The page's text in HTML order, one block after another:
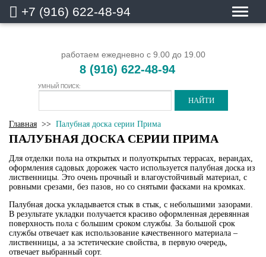
+7 (916) 622-48-94
работаем ежедневно с 9.00 до 19.00
8 (916) 622-48-94
УМНЫЙ ПОИСК:
Главная >> Палубная доска серии Прима
ПАЛУБНАЯ ДОСКА СЕРИИ ПРИМА
Для отделки пола на открытых и полуоткрытых террасах, верандах,
оформления садовых дорожек часто используется палубная доска из
лиственницы. Это очень прочный и влагоустойчивый материал, с
ровными срезами, без пазов, но со снятыми фасками на кромках.
Палубная доска укладывается стык в стык, с небольшими зазорами.
В результате укладки получается красиво оформленная деревянная
поверхность пола с большим сроком службы. За большой срок
службы отвечает как использование качественного материала –
лиственницы, а за эстетические свойства, в первую очередь,
отвечает выбранный сорт.